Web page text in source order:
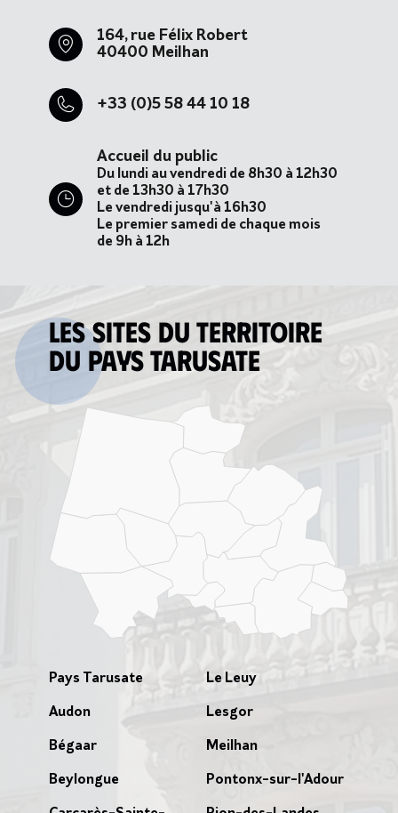
164, rue Félix Robert
40400 Meilhan
+33 (0)5 58 44 10 18
Accueil du public
Du lundi au vendredi de 8h30 à 12h30
et de 13h30 à 17h30
Le vendredi jusqu'à 16h30
Le premier samedi de chaque mois
de 9h à 12h
Les sites du territoire
du Pays tarusate
Pays Tarusate
Audon
Bégaar
Beylongue
Le Leuy
Lesgor
Meilhan
Pontonx-sur-l'Adour